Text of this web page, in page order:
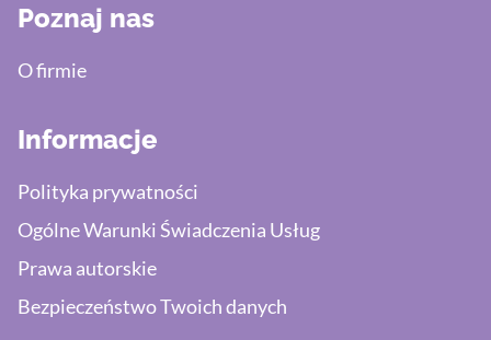
Poznaj nas
O firmie
Informacje
Polityka prywatności
Ogólne Warunki Świadczenia Usług
Prawa autorskie
Bezpieczeństwo Twoich danych